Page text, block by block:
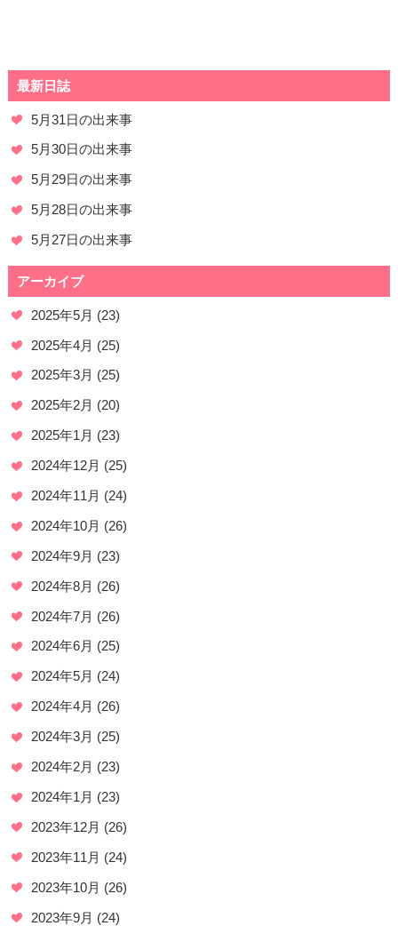
最新日誌
5月31日の出来事
5月30日の出来事
5月29日の出来事
5月28日の出来事
5月27日の出来事
アーカイブ
2025年5月 (23)
2025年4月 (25)
2025年3月 (25)
2025年2月 (20)
2025年1月 (23)
2024年12月 (25)
2024年11月 (24)
2024年10月 (26)
2024年9月 (23)
2024年8月 (26)
2024年7月 (26)
2024年6月 (25)
2024年5月 (24)
2024年4月 (26)
2024年3月 (25)
2024年2月 (23)
2024年1月 (23)
2023年12月 (26)
2023年11月 (24)
2023年10月 (26)
2023年9月 (24)